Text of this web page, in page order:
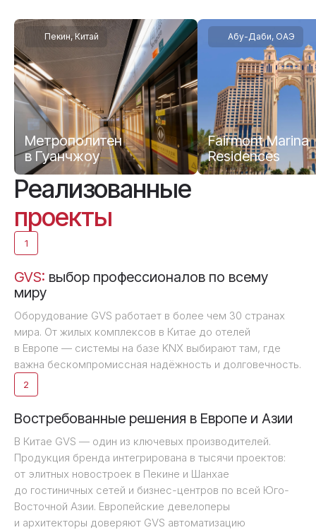
открывайте дверь со смартфона и автоматически
включайте свет при входе в едином сценарии.
■Высокое разрешение и широкий угол обзора.
■Защищённый протокол SIP и поддержка PoE.
■Простая установка.
Пекин, Китай
Метрополитен
в Гуанчжоу
Абу-Даби, ОАЭ
Fairmont Marina
Residences
Реализованные
проекты
1
GVS: выбор профессионалов по всему
миру
Оборудование GVS работает в более чем 30 странах
мира. От жилых комплексов в Китае до отелей
в Европе — системы на базе KNX выбирают там, где
важна бескомпромиссная надёжность и долговечность.
2
Востребованные решения в Европе и Азии
В Китае GVS — один из ключевых производителей.
Продукция бренда интегрирована в тысячи проектов:
от элитных новостроек в Пекине и Шанхае
до гостиничных сетей и бизнес-центров по всей Юго-
Восточной Азии. Европейские девелоперы
и архитекторы доверяют GVS автоматизацию